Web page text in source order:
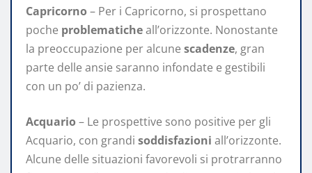
Capricorno – Per i Capricorno, si prospettano
poche problematicheall’orizzonte. Nonostante
la preoccupazione per alcune scadenze, gran
parte delle ansie saranno infondate e gestibili
con un po’ di pazienza.
Acquario – Le prospettive sono positive per gli
Acquario, con grandi soddisfazioni all’orizzonte.
Alcune delle situazioni favorevoli si protrarranno